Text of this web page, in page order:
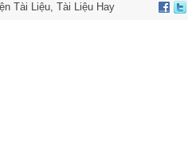
Tài Liệu,Tài Liệu Hay